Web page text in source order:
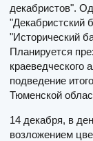
декабристов".
"Декабристский
"Исторический
Планируется
краеведческого
подведение
Тюменской
14 декабря, в
возложением